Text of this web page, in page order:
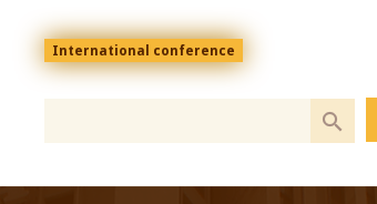
Menu
top
En
International conference